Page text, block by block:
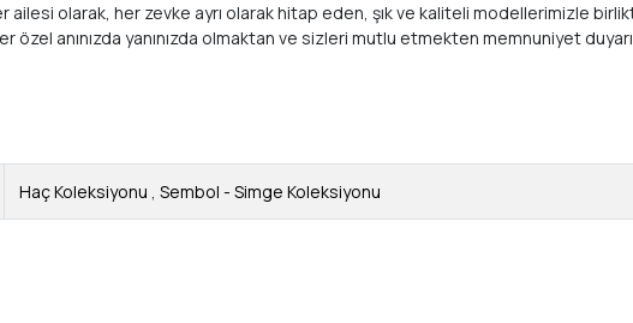
olarak, her zevke ayrı olarak hitap eden, şık ve kaliteli modellerimizle
anınızda yanınızda olmaktan ve sizleri mutlu etmekten memnuniyet
Haç Koleksiyonu ,Sembol - Simge Koleksiyonu